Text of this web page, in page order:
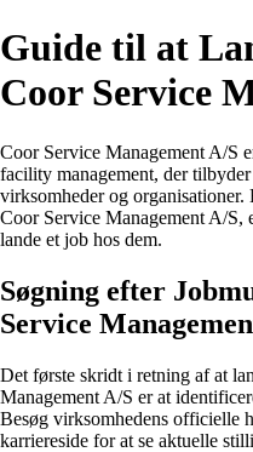
Guide til at
Coor Service
Coor Service Management A/S
facility management, der
virksomheder og organisationer.
Coor Service Management A/
lande et job hos dem.
Søgning efter
Service
Det første skridt i retning af at
Management A/S er at
Besøg virksomhedens officielle
karriereside for at se aktuelle